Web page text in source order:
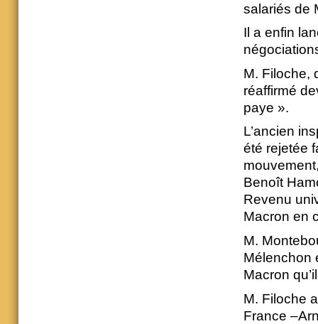
salariés de
Il a enfin
M. Filoche,
réaffirmé
paye ».
L’ancien
été rejetée
Benoît
Revenu
Macron en
M.
Mélenchon
Macron
M. Filoche
France